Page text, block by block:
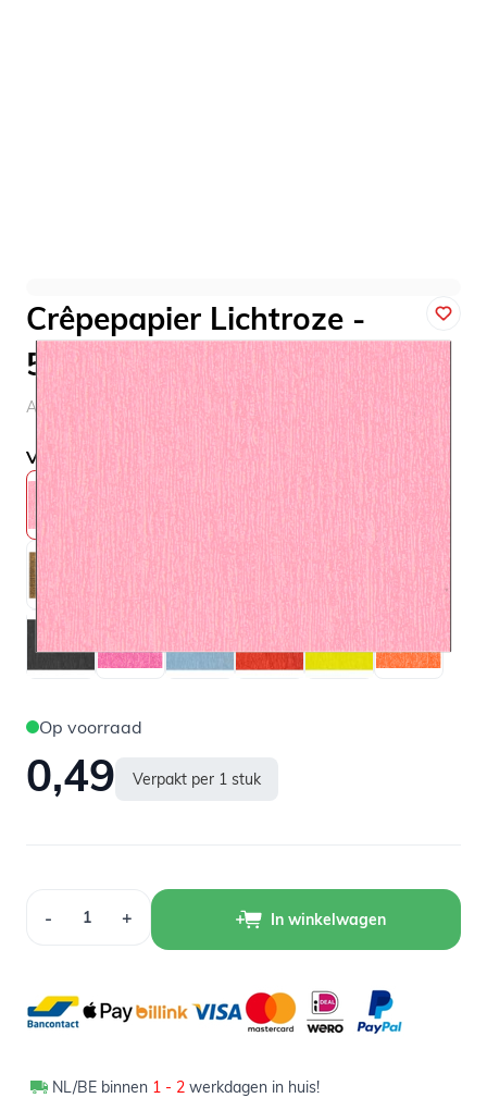
Crêpepapier Lichtroze -
50x250cm
Art. nr. 6346
Variant
Op voorraad
0,49 Verpakt per 1 stuk
- + In winkelwagen
NL/BE binnen 1 - 2 werkdagen in huis!